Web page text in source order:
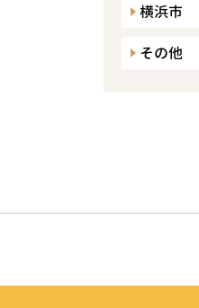
横浜市
その他